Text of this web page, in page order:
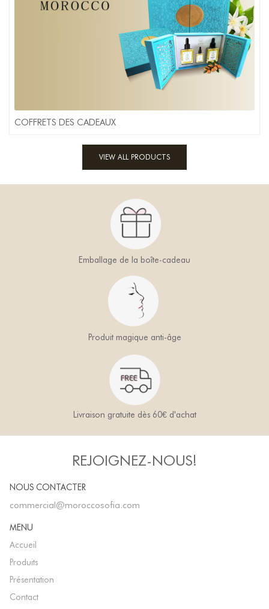
COFFRETS DES CADEAUX
VIEW ALL PRODUCTS
Emballage de la boîte-cadeau
Produit magique anti-âge
Livraison gratuite dès 60€ d'achat
REJOIGNEZ-NOUS!
NOUS CONTACTER
commercial@moroccosofia.com
MENU
Accueil
Produits
Présentation
Contact